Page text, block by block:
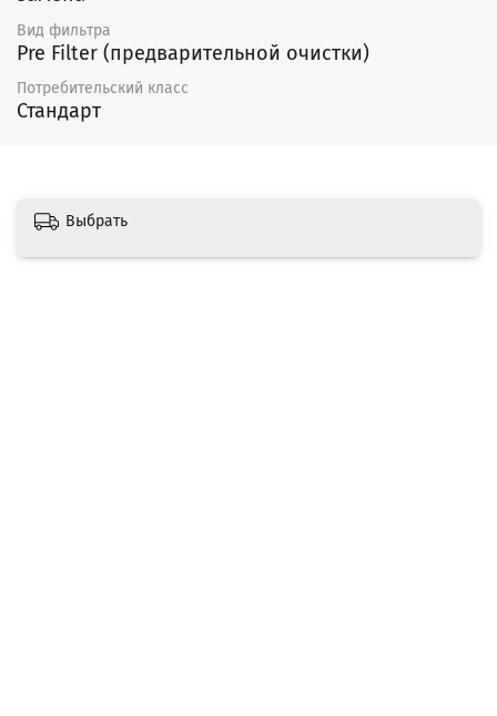
Вид фильтра
Pre Filter (предварительной очистки)
Потребительский класс
Стандарт
Выбрать